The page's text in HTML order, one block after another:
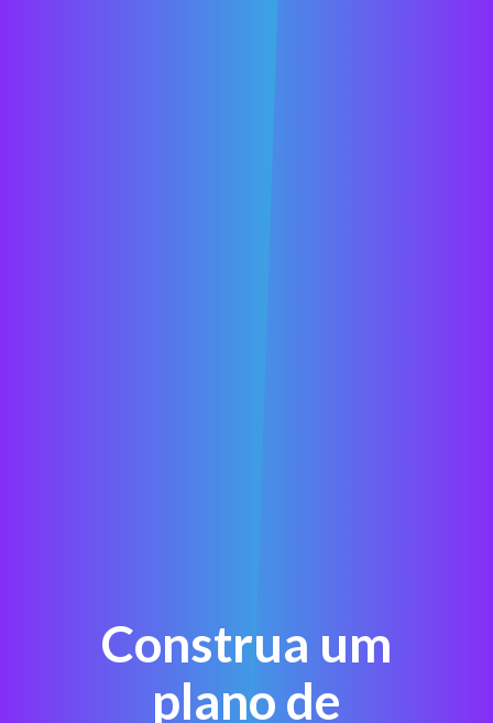
Construa um
plano de